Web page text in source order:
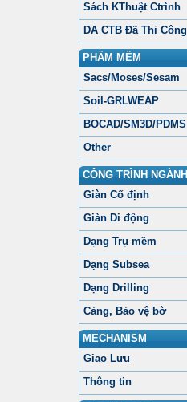
Sách KThuật Ctrình
DA CTB Đã Thi Công
PHẦM MỀM
Sacs/Moses/Sesam
Soil-GRLWEAP
BOCAD/SM3D/PDMS
Other
CÔNG TRÌNH NGÀNH
Giàn Cố định
Giàn Di động
Dạng Trụ mềm
Dạng Subsea
Dạng Drilling
Cảng, Bảo vệ bờ
MECHANISM
Giao Lưu
Thông tin